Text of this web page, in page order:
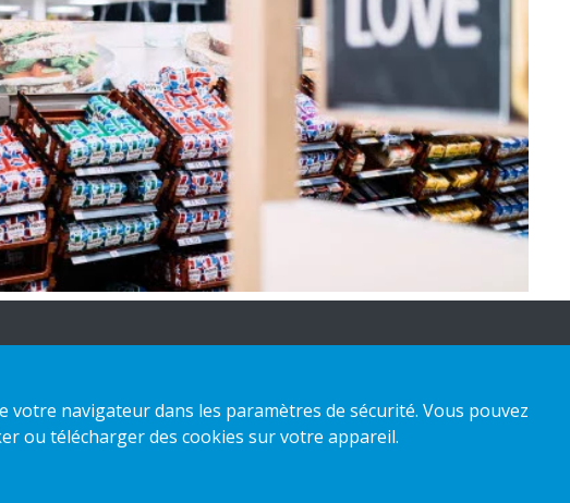
votre navigateur dans les paramètres de sécurité. Vous pouvez
ou télécharger des cookies sur votre appareil.